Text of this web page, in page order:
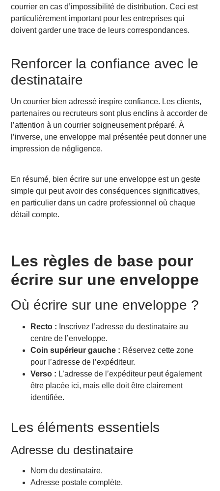
courrier en cas d’impossibilité de distribution. Ceci est
particulièrement important pour les entreprises qui
doivent garder une trace de leurs correspondances.
Renforcer la confiance avec le
destinataire
Un courrier bien adressé inspire confiance. Les clients,
partenaires ou recruteurs sont plus enclins à accorder de
l’attention à un courrier soigneusement préparé. À
l’inverse, une enveloppe mal présentée peut donner une
impression de négligence.
En résumé, bien écrire sur une enveloppe est un geste
simple qui peut avoir des conséquences significatives,
en particulier dans un cadre professionnel où chaque
détail compte.
Les règles de base pour
écrire sur une enveloppe
Où écrire sur une enveloppe ?
Recto : Inscrivez l’adresse du destinataire au
centre de l’enveloppe.
Coin supérieur gauche : Réservez cette zone
pour l’adresse de l’expéditeur.
Verso : L’adresse de l’expéditeur peut également
être placée ici, mais elle doit être clairement
identifiée.
Les éléments essentiels
Adresse du destinataire
Nom du destinataire.
Adresse postale complète.